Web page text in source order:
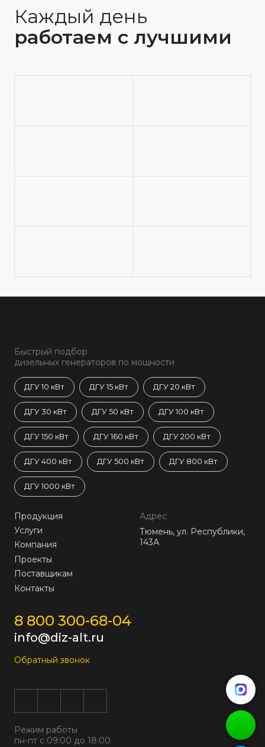
Каждый день
работаем с лучшими
Быстрый подбор
дизельных генераторов по мощности
ДГУ 10 кВт ДГУ 15 кВт ДГУ 20 кВт
ДГУ 30 кВт ДГУ 50 кВт ДГУ 100 кВт
ДГУ 150 кВт ДГУ 160 кВт ДГУ 200 кВт
ДГУ 400 кВт ДГУ 500 кВт ДГУ 800 кВт
ДГУ 1000 кВт
Продукция
Услуги
Компания
Проекты
Поставщикам
Контакты
Адрес
Тюмень, ул. Республики,
143А
8 800 300-68-04
info@diz-alt.ru
Обратный звонок
Режим работы
пн-пт с 09:00 до 18:00